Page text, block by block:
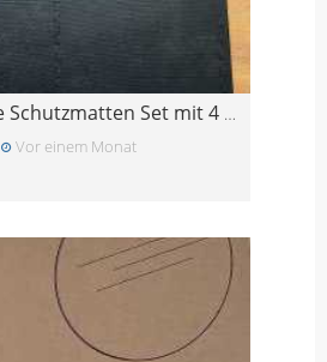
Tunturi Puzzle Schutzmatten Set mit 4 Bodenschutz
Vor einem Monat